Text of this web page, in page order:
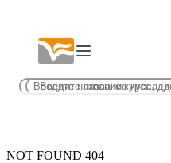
NOT FOUND 404